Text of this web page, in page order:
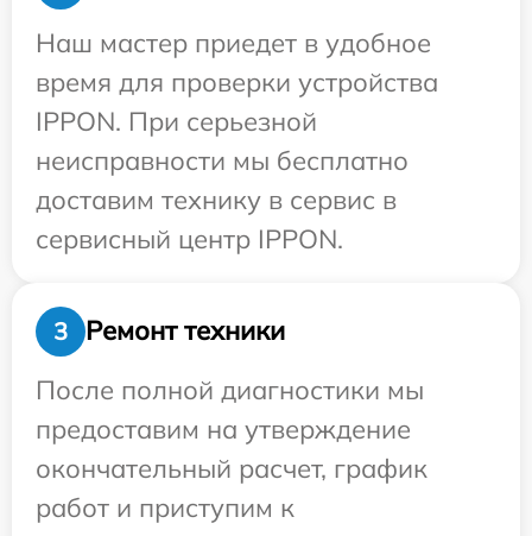
Наш мастер приедет в удобное
время для проверки устройства
IPPON. При серьезной
неисправности мы бесплатно
доставим технику в сервис в
сервисный центр IPPON.
3
Ремонт техники
После полной диагностики мы
предоставим на утверждение
окончательный расчет, график
работ и приступим к